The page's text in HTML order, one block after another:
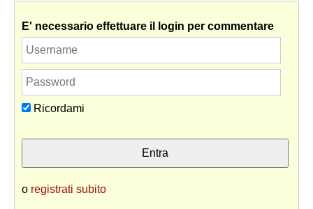
E' necessario effettuare il login per commentare
Ricordami
o registrati subito